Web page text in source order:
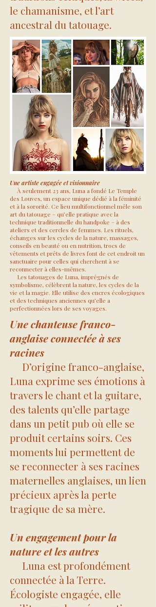
le chamanisme, et l’art
ancestral du tatouage.
Une artiste engagée et visionnaire
À seulement 23 ans, Luna a fondé Le Temple
des Louves, un espace unique dédié à la féminité
et à la sororité. Ce lieu multifonctionnel mêle son
art du tatouage – qu’elle pratique avec la
technique traditionnelle du handpoke – à des
ateliers et des cercles de femmes. Les rituels,
échanges sur les cycles de la nature, massages,
conseils en beauté ou en nutrition, trocs de
vêtements et prêts de livres font de cet endroit un
sanctuaire pour celles qui cherchent à se
reconnecter à elles-mêmes.
Les tatouages de Luna, imprégnés de
symbolisme, célèbrent la nature, les cycles de la
vie et la magie. Elle utilise des encres écologiques
et des techniques anciennes qu’elle a
perfectionnées lors de ses voyages.
Une chanteuse franco-
anglaise connectée à ses
racines
D’origine franco-anglaise,
Luna exprime ses émotions à
travers le chant et la guitare,
des talents qu’elle partage
dans un petit pub où elle se
produit certains soirs. Ces
moments lui permettent de
se reconnecter à ses racines
maternelles anglaises, un lien
précieux après la perte
tragique de sa mère.
Un engagement pour la
nature et les autres
Luna est profondément
connectée à la Terre.
Écologiste engagée, elle